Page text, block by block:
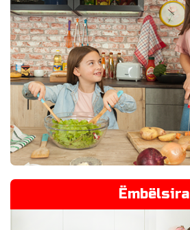
Ëmbëlsira